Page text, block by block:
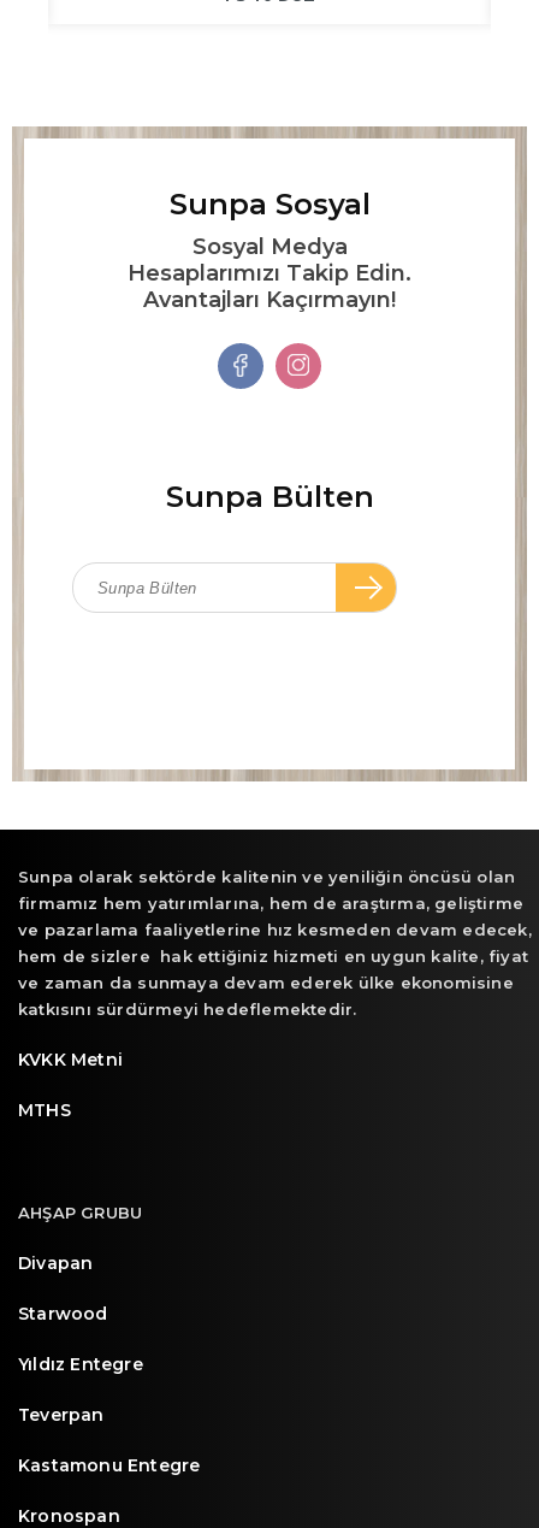
Sunpa Sosyal
Sosyal Medya
Hesaplarımızı Takip Edin.
Avantajları Kaçırmayın!
Sunpa Bülten
Sunpa olarak sektörde kalitenin ve yeniliğin öncüsü olan
firmamız hem yatırımlarına, hem de araştırma, geliştirme
ve pazarlama faaliyetlerine hız kesmeden devam edecek,
hem de sizlere hak ettiğiniz hizmeti en uygun kalite, fiyat
ve zaman da sunmaya devam ederek ülke ekonomisine
katkısını sürdürmeyi hedeflemektedir.
KVKK Metni
MTHS
AHŞAP GRUBU
Divapan
Starwood
Yıldız Entegre
Teverpan
Kastamonu Entegre
Kronospan